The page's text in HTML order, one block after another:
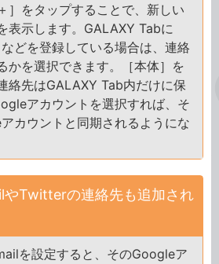
］をタップすることで、新しい
表示します。GALAXY Tabに
どを登録している場合は、連絡
かを選択できます。［本体］を
絡先はGALAXY Tab内だけに保
アカウントを選択すれば、そ
カウントと同期されるようにな
やTwitterの連絡先も追加され
を設定すると、そのGoogleア